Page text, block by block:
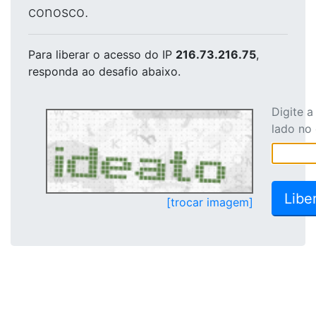
conosco.
Para liberar o acesso do IP 216.73.216.75,
responda ao desafio abaixo.
[trocar imagem]
Digite
lado no